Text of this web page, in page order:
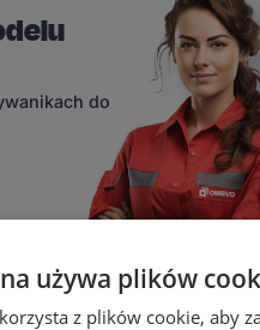
do
używa plików
z plików cookie, aby